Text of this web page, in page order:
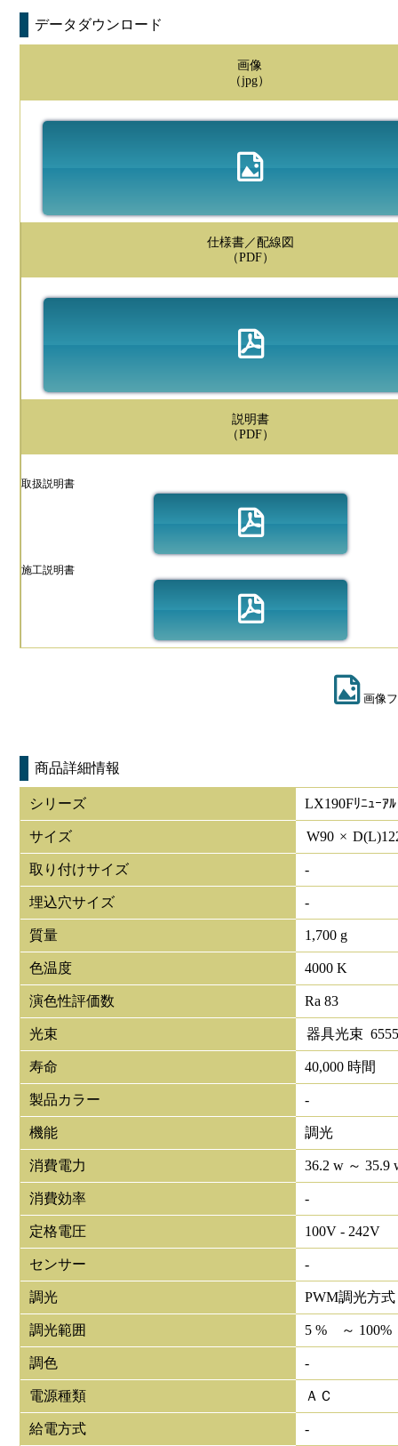
データダウンロード
画像
（jpg）
仕様書／配線図
（PDF）
説明書
（PDF）
取扱説明書
施工説明書
画像
商品詳細情報
シリーズ LX190Fﾘﾆｭｰｱﾙ
サイズ W90 × D(L)
取り付けサイズ -
埋込穴サイズ -
質量 1,700 g
色温度 4000 K
演色性評価数 Ra 83
光束 器具光束
寿命 40,000 時間
製品カラー -
機能 調光
消費電力 36.2 w ～ 35.9
消費効率 -
定格電圧 100V - 242V
センサー -
調光 PWM調光方式
調光範囲 5 % ～ 100%
調色 -
電源種類 ＡＣ
給電方式 -